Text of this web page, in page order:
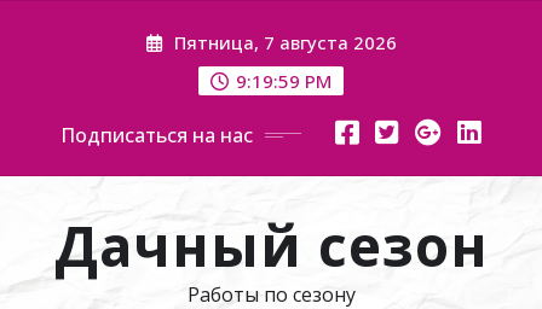
Пятница, 7 августа 2026
9:20:00 PM
Подписаться на нас
Дачный сезон
Работы по сезону